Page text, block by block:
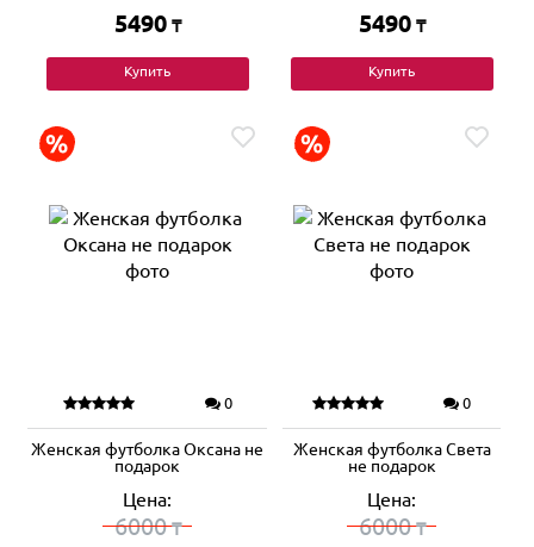
5490 ₸
Купить
5490 ₸
Купить
0
Женская футболка Оксана не
подарок
Цена:
6000₸
0
Женская футболка Света
не подарок
Цена:
6000₸